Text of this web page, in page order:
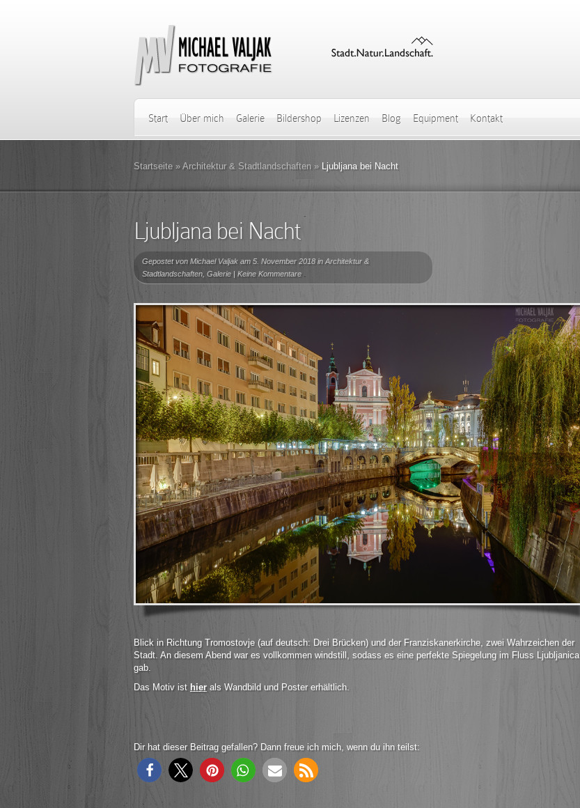
Start Über mich Galerie Bildershop Lizenzen Blog Equipment Kontakt
Startseite » Architektur & Stadtlandschaften » Ljubljana bei Nacht
Ljubljana bei Nacht
Gepostet von Michael Valjak am 5. November 2018 in Architektur &
Stadtlandschaften Galerie | Keine Kommentare
Blick in Richtung Tromostovje (auf deutsch: Drei Brücken) und der Franziskanerkirche, zwei Wahrzeichen der
Stadt. An diesem Abend war es vollkommen windstill, sodass es eine perfekte Spiegelung im Fluss Ljubljanica
gab.
Das Motiv ist hier als Wandbild und Poster erhältlich.
Dir hat dieser Beitrag gefallen? Dann freue ich mich, wenn du ihn teilst: